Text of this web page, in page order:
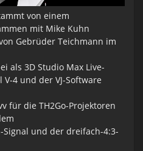
von einem
mit Mike Kuhn
Gebrüder Teichmann im
als 3D Studio Max Live-
V-4 und der VJ-Software
für die TH2Go-Projektoren
und der dreifach-4:3-